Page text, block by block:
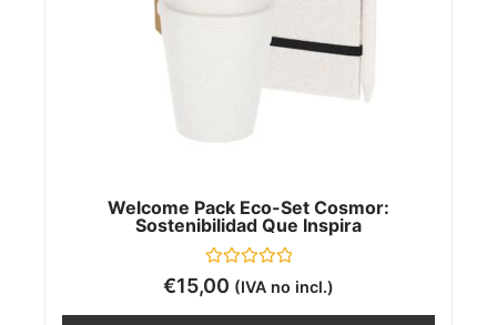
Welcome Pack Eco-Set Cosmor:
Sostenibilidad Que Inspira
Valorado
con
€15,00 (IVA no incl.)